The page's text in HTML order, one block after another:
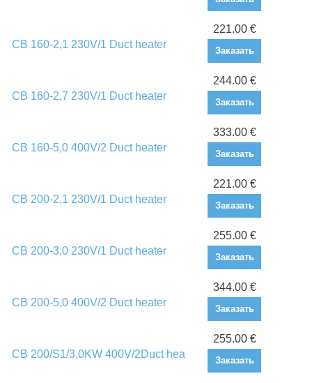
CB 160-2,1 230V/1 Duct heater
221.00 €
Заказать
CB 160-2,7 230V/1 Duct heater
244.00 €
Заказать
CB 160-5,0 400V/2 Duct heater
333.00 €
Заказать
CB 200-2,1 230V/1 Duct heater
221.00 €
Заказать
CB 200-3,0 230V/1 Duct heater
255.00 €
Заказать
CB 200-5,0 400V/2 Duct heater
344.00 €
Заказать
CB 200/S1/3,0KW 400V/2Duct hea
255.00 €
Заказать